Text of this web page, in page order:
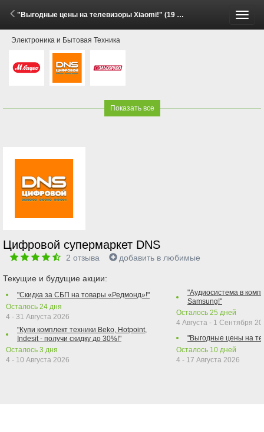
"Выгодные цены на телевизоры Xiaomi!" (19 Мая - 15 Июня 2026)
Электроника и Бытовая Техника
Показать все
Цифровой супермаркет DNS
2 отзыва добавить в любимые
Текущие и будущие акции:
"Скидка за СБП на товары «Редмонд»!"
Осталось 24 дня
4 - 31 Августа 2026
"Купи комплект техники Beko, Hotpoint,
Indesit - получи скидку до 30%!"
Осталось 3 дня
4 - 10 Августа 2026
"Аудиосистема в
Samsung!"
Осталось 25 дней
4 Августа - 1 Сентября
"Выгодные цены на
Осталось 10 дней
4 - 17 Августа 2026